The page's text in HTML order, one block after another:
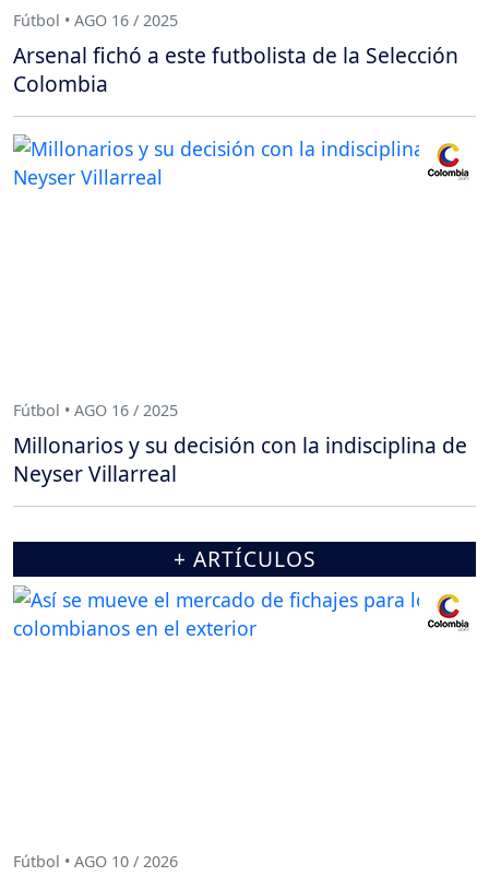
Fútbol • AGO 16 / 2025
Arsenal fichó a este futbolista de la Selección
Colombia
Fútbol • AGO 16 / 2025
Millonarios y su decisión con la indisciplina de
Neyser Villarreal
+ ARTÍCULOS
Fútbol • AGO 10 / 2026